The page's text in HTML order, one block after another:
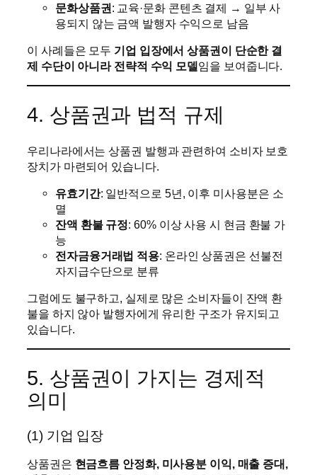
문화상품권: 교육·문화 콘텐츠 결제 → 일부 사
용되지 않는 금액 발행자 수익으로 남음
이 사례들은 모두 기업 입장에서 상품권이 단순한 결
제 수단이 아니라 전략적 수익 모델임을 보여줍니다.
4. 상품권과 법적 규제
우리나라에서는 상품권 발행과 관련하여 소비자 보호
장치가 마련되어 있습니다.
유효기간: 일반적으로 5년, 이후 미사용분은 소
멸
잔액 환불 규정: 60% 이상 사용 시 현금 환불 가
능
전자금융거래법 적용: 온라인 상품권은 선불전
자지급수단으로 분류
그럼에도 불구하고, 실제로 많은 소비자들이 잔액 환
불을 하지 않아 발행자에게 유리한 구조가 유지되고
있습니다.
5. 상품권이 가지는 경제적
의미
(1) 기업 입장
상품권은 현금흐름 안정화, 미사용분 이익, 매출 증대,